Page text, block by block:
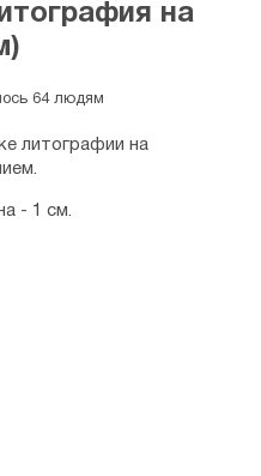
на
64 людям
литографии на
- 1 см.